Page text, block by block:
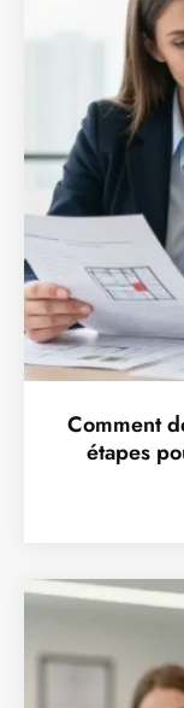
Comment
étapes